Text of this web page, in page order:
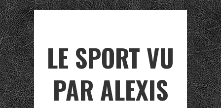
LE SPORT VU
PAR ALEXIS